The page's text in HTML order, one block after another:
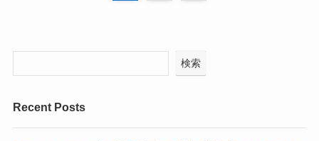
検索
Recent Posts